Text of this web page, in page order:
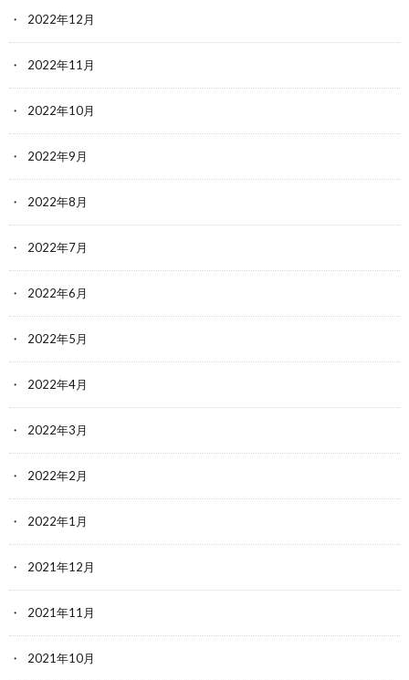
2022年12月
2022年11月
2022年10月
2022年9月
2022年8月
2022年7月
2022年6月
2022年5月
2022年4月
2022年3月
2022年2月
2022年1月
2021年12月
2021年11月
2021年10月